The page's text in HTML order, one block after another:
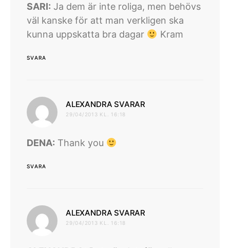
SARI: Ja dem är inte roliga, men behövs
väl kanske för att man verkligen ska
kunna uppskatta bra dagar
Kram
SVARA
ALEXANDRA SVARAR
29/04/2013 KL. 16:18
DENA: Thank you
SVARA
ALEXANDRA SVARAR
29/04/2013 KL. 16:18